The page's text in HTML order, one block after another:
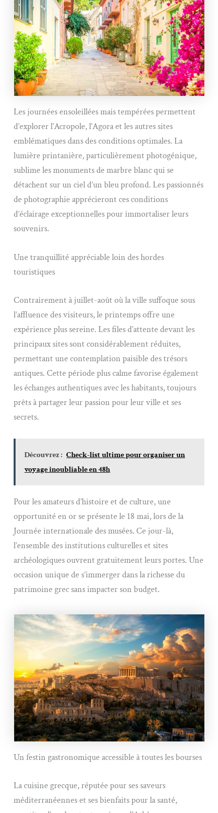
Les journées ensoleillées mais tempérées permettent
d’explorer l’Acropole, l’Agora et les autres sites
emblématiques dans des conditions optimales. La
lumière printanière, particulièrement photogénique,
sublime les monuments de marbre blanc qui se
détachent sur un ciel d’un bleu profond. Les passionnés
de photographie apprécieront ces conditions
d’éclairage exceptionnelles pour immortaliser leurs
souvenirs.
Une tranquillité appréciable loin des hordes
touristiques
Contrairement à juillet-août où la ville suffoque sous
l’affluence des visiteurs, le printemps offre une
expérience plus sereine. Les files d’attente devant les
principaux sites sont considérablement réduites,
permettant une contemplation paisible des trésors
antiques. Cette période plus calme favorise également
les échanges authentiques avec les habitants, toujours
prêts à partager leur passion pour leur ville et ses
secrets.
Découvrez : Check-list ultime pour organiser un
voyage inoubliable en 48h
Pour les amateurs d’histoire et de culture, une
opportunité en or se présente le 18 mai, lors de la
Journée internationale des musées. Ce jour-là,
l’ensemble des institutions culturelles et sites
archéologiques ouvrent gratuitement leurs portes. Une
occasion unique de s’immerger dans la richesse du
patrimoine grec sans impacter son budget.
Un festin gastronomique accessible à toutes les bourses
La cuisine grecque, réputée pour ses saveurs
méditerranéennes et ses bienfaits pour la santé,